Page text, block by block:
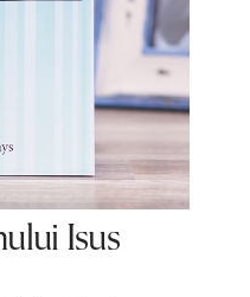
Isus